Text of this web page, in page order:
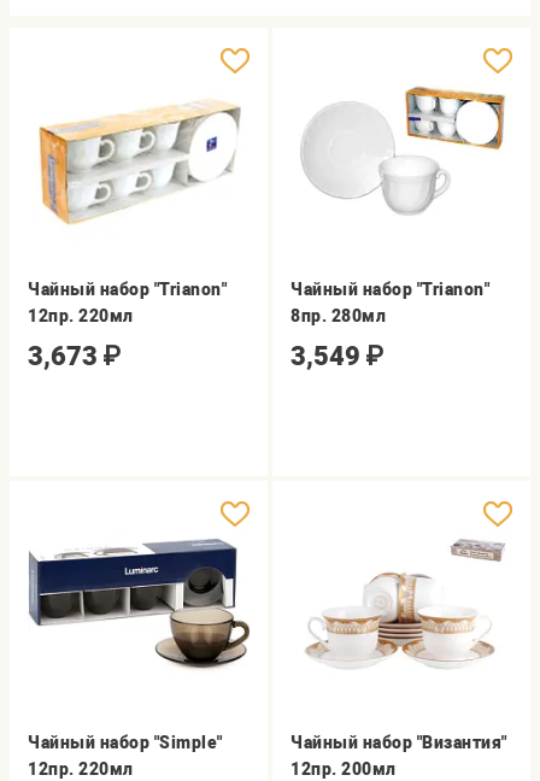
Чайный набор "Trianon"
12пр. 220мл
3,673 ₽
Чайный набор "Trianon"
8пр. 280мл
3,549 ₽
Чайный набор "Simple"
12пр. 220мл
Чайный набор "Византия"
12пр. 200мл